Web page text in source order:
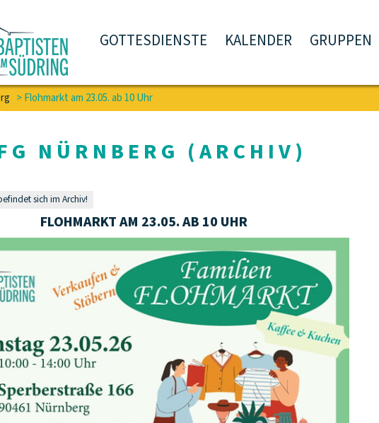
GOTTESDIENSTE KALENDER GRUPPEN
>Flohmarkt am 23.05. ab 10 Uhr
NÜRNBERG (ARCHIV)
sich im Archiv!
FLOHMARKT AM 23.05. AB 10 UHR